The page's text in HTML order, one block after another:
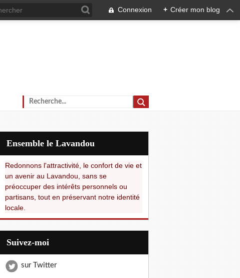
Connexion + Créer mon blog
Ensemble le Lavandou
Redonnons l'attractivité, le confort de vie et
un avenir au Lavandou, sans se
préoccuper des intérêts personnels ou
partisans, tout en préservant notre identité
locale.
Suivez-moi
sur Twitter